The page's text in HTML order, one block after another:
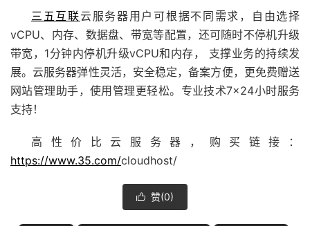
三五互联云服务器用户可根据不同需求，自由选择
vCPU、内存、数据盘、带宽等配置，还可随时不停机升级
带宽，1分钟内停机升级vCPU和内存， 支撑业务的持续发
展。云服务器弹性灵活，安全稳定，备案方便，更免费赠送
网站管理助手，使用管理更轻松。专业技术7×24小时服务
支持！
高性价比云服务器，购买链接：
https://www.35.com/cloudhost/
 赞(0)